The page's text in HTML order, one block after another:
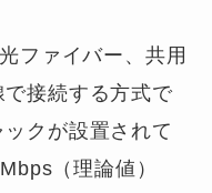
ファイバー、共用
接続する方式で
クが設置されて
（理論値）